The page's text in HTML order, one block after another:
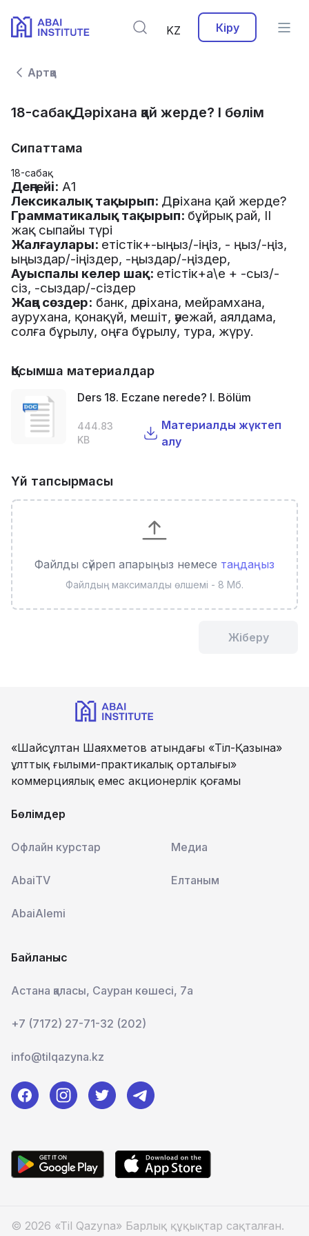
KZ Кіру
Артқа
18-сабақ. Дәріхана қай жерде? І бөлім
Сипаттама
18-сабақ
Деңгейі: А1
Лексикалық тақырып: Дәріхана қай жерде?
Грамматикалық тақырып: бұйрық рай, ІІ
жақ сыпайы түрі
Жалғаулары: етістік+-ыңыз/-іңіз, - ңыз/-ңіз,
ыңыздар/-іңіздер, -ңыздар/-ңіздер,
Ауыспалы келер шақ: етістік+а\е + -сыз/-
сіз, -сыздар/-сіздер
Жаңа сөздер: банк, дәріхана, мейрамхана,
аурухана, қонақүй, мешіт, әуежай, аялдама,
солға бұрылу, оңға бұрылу, тура, жүру.
Қосымша материалдар
Ders 18. Eczane nerede? I. Bölüm
444.83
KB
Материалды жүктеп
алу
Үй тапсырмасы
Файлды сүйреп апарыңыз немесе таңдаңыз
Файлдың максималды өлшемі - 8 Мб.
Жіберу
«Шайсұлтан Шаяхметов атындағы «Тіл-Қазына»
ұлттық ғылыми-практикалық орталығы»
коммерциялық емес акционерлік қоғамы
Бөлімдер
Офлайн курстар Медиа
AbaiTV Елтаным
AbaiAlemi
Байланыс
Астана қаласы, Сауран көшесі, 7а
+7 (7172) 27-71-32 (202)
info@tilqazyna.kz
© 2026 «Til Qazyna» Барлық құқықтар сақталған.